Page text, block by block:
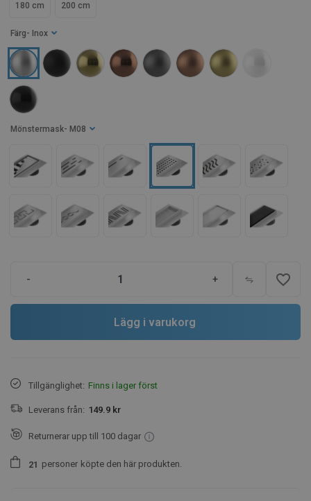
180 cm 200 cm
Färg - Inox
Mönstermask - M08
- + favorite_border
Lägg i varukorg
Tillgänglighet: Finns i lager först
Leverans från: 149.9 kr
Returnerar upp till 100 dagar
21 personer köpte den här produkten.